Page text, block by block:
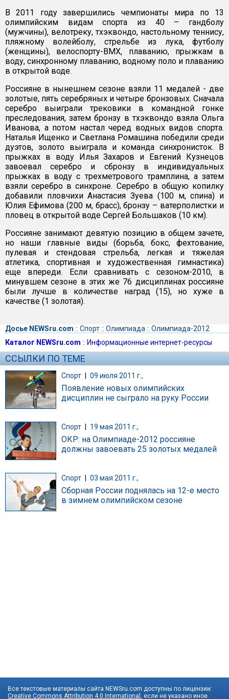
В 2011 году завершились чемпионаты мира по 13
олимпийским видам спорта из 40 – гандболу
(мужчины), велотреку, тхэквондо, настольному теннису,
пляжному волейболу, стрельбе из лука, футболу
(женщины), велоспорту-ВМХ, плаванию, прыжкам в
воду, синхронному плаванию, водному поло и плаванию
в открытой воде.
Россияне в нынешнем сезоне взяли 11 медалей - две
золотые, пять серебряных и четыре бронзовых. Сначала
серебро выиграли трековики в командной гонке
преследования, затем бронзу в тхэквондо взяла Ольга
Иванова, а потом настал черед водных видов спорта.
Наталья Ищенко и Светлана Ромашина победили среди
дуэтов, золото выиграла и команда синхронисток. В
прыжках в воду Илья Захаров и Евгений Кузнецов
завоевал серебро и сбронзу в индивидуальных
прыжках в воду с трехметрового трамплина, а затем
взяли серебро в синхроне. Серебро в общую копилку
добавили пловчихи Анастасия Зуева (100 м, спина) и
Юлия Ефимова (200 м, брасс), бронзу – ватерполистки и
пловец в открытой воде Сергей Большаков (10 км).
Россияне занимают девятую позицию в общем зачете,
но наши главные виды (борьба, бокс, фехтование,
пулевая и стендовая стрельба, легкая и тяжелая
атлетика, спортивная и художественная гимнастика)
еще впереди. Если сравнивать с сезоном-2010, в
минувшем сезоне в этих же 76 дисциплинах россияне
были лучше в количестве наград (15), но хуже в
качестве (1 золотая).
Досье NEWSru.com :: Спорт:: Олимпиада :: Олимпиада-2012
Каталог NEWSru.com :: Информационные интернет-ресурсы
ССЫЛКИ ПО ТЕМЕ
Спорт | 09 июля 2011 г.,
Появление новых олимпийских
дисциплин не сыграло на руку России
Спорт 19 мая 2011 г.,
ОКР: на Олимпиаде-2012 россияне
должны завоевать 25 золотых медалей
Спорт 03 мая 2011 г.,
Сборная России поднялась на 12-е место
в зимнем олимпийском сезоне
Все текстовые материалы сайта NEWSru.com доступны по лицензии:
Creative Commons Attribution 4.0 International , если не указано иное.